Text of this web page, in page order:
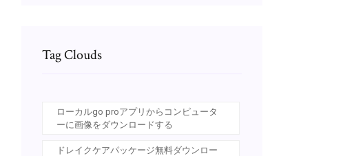
Tag Clouds
ローカルgo proアプリからコンピュータ
ーに画像をダウンロードする
ドレイクケアパッケージ無料ダウンロー